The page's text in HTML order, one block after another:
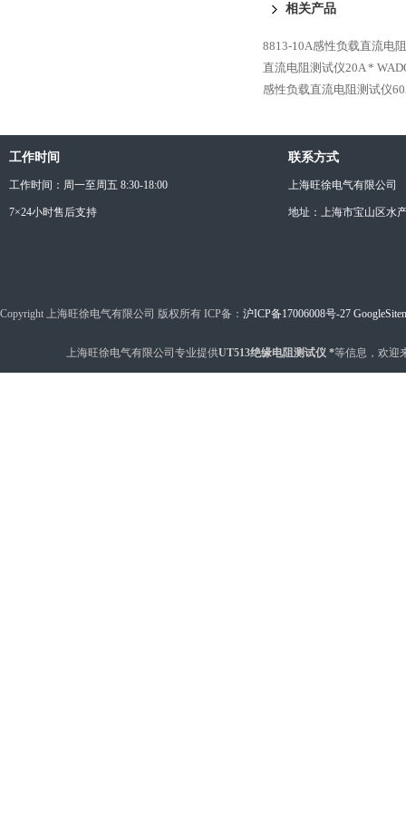
相关产品
8813-10A感性负载直流电
直流电阻测试仪20A *
感性负载直流电阻测试仪
工作时间
工作时间：周一至周五 8:30-18:00
7×24小时售后支持
联系方式
上海旺徐电气有限公司
地址：上海市宝山区水
Copyright 上海旺徐电气有限公司 版权所有 ICP备： 沪ICP备17006008号-27
上海旺徐电气有限公司专业提供UT513绝缘电阻测试仪 *等信息，欢迎